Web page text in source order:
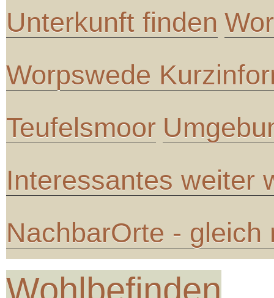
Unterkunft finden
Worpswede
Teufelsmoor
Interessantes weiter
NachbarOrte - gleich
Wohlbefinden